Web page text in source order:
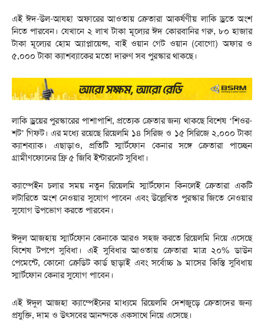
এই ঈদ-উল-আযহা অফারের আওতায় ক্রেতারা আকর্ষণীয় লাকি ড্রতে অংশ
নিতে পারবেন। যেখানে ২ লাখ টাকা মূল্যের ঈদ কোরবানির গরু, ৮০ হাজার
টাকা মূল্যের হোম অ্যাপ্লায়েন্স, বাই ওয়ান গেট ওয়ান (বোগো) অফার ও
৫,০০০ টাকা ক্যাশব্যাকের মতো দারুণ সব পুরস্কার থাকছে।
লাকি ড্রয়ের পুরস্কারের পাশাপাশি, প্রত্যেক ক্রেতার জন্য থাকছে বিশেষ ‘শিওর-
শট’ গিফট। এর মধ্যে রয়েছে রিয়েলমি ১৪ সিরিজ ও ১৫ সিরিজে ২,০০০ টাকা
ক্যাশব্যাক। এছাড়াও, প্রতিটি স্মার্টফোন কেনার সঙ্গে ক্রেতারা পাচ্ছেন
গ্রামীণফোনের ফ্রি ৫ জিবি ইন্টারনেট সুবিধা।
ক্যাম্পেইন চলার সময় নতুন রিয়েলমি স্মার্টফোন কিনলেই ক্রেতারা একটি
লটারিতে অংশ নেওয়ার সুযোগ পাবেন এবং উল্লেখিত পুরস্কার জিতে নেওয়ার
সুযোগ উপভোগ করতে পারবেন।
ঈদুল আজহায় স্মার্টফোন কেনাকে আরও সহজ করতে রিয়েলমি নিয়ে এসেছে
বিশেষ টপপে সুবিধা। এই সুবিধার আওতায় ক্রেতারা মাত্র ২০% ডাউন
পেমেন্টে, কোনো ক্রেডিট কার্ড ছাড়াই এবং সর্বোচ্চ ৯ মাসের কিস্তি সুবিধায়
স্মার্টফোন কেনার সুযোগ পাবেন।
এই ঈদুল আজহা ক্যাম্পেইনের মাধ্যমে রিয়েলমি দেশজুড়ে ক্রেতাদের জন্য
প্রযুক্তি, দাম ও উৎসবের আনন্দকে একসাথে নিয়ে এসেছে।